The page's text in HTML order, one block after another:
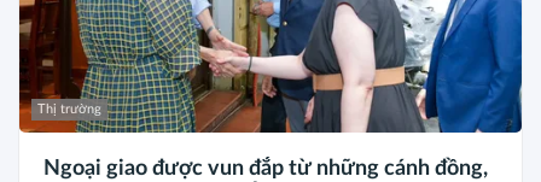
Thị trường
Ngoại giao được vun đắp từ những cánh đồng,